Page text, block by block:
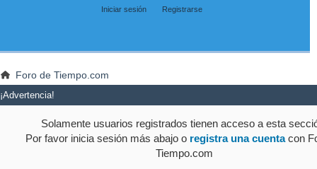
Iniciar sesión Registrarse
Foro de Tiempo.com
¡Advertencia!
Solamente usuarios registrados tienen acceso a esta
Por favor inicia sesión más abajo o registra una cuentacon
Tiempo.com